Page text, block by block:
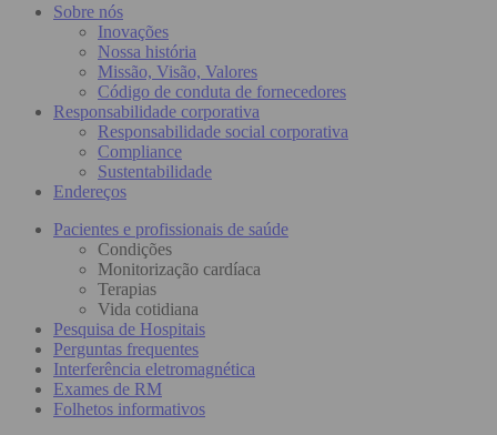
Sobre nós
Inovações
Nossa história
Missão, Visão, Valores
Código de conduta de fornecedores
Responsabilidade corporativa
Responsabilidade social corporativa
Compliance
Sustentabilidade
Endereços
Pacientes e profissionais de saúde
Condições
Monitorização cardíaca
Terapias
Vida cotidiana
Pesquisa de Hospitais
Perguntas frequentes
Interferência eletromagnética
Exames de RM
Folhetos informativos